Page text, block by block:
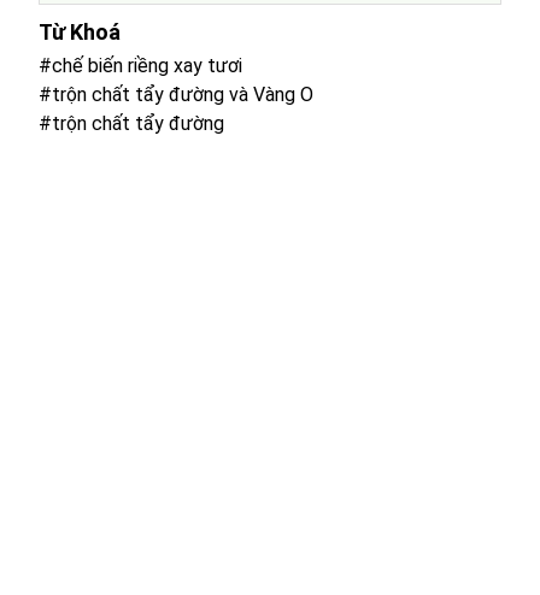
Từ Khoá
#chế biến riềng xay tươi
#trộn chất tẩy đường và Vàng O
#trộn chất tẩy đường